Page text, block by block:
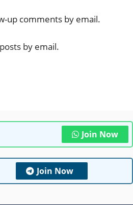
up comments by email.
by email.
Join Now
Join Now